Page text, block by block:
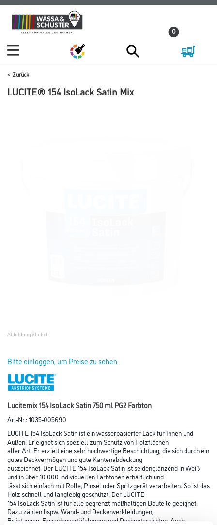
Zum
Inhalt
Zum
Navigationsmenü
0
Zurück
LUCITE® 154 IsoLack Satin Mix
Abbildung ähnlich
Bitte einloggen, um Preise zu sehen
Lucitemix 154 IsoLack Satin 750 ml PG2 Farbton
Art-Nr.:1035-005690
LUCITE 154 IsoLack Satin ist ein wasserbasierter Lack für Innen und
Außen. Er eignet sich speziell zum Schutz von Holzflächen
aller Art. Er erzielt eine sehr hochwertige Beschichtung, die sich durch ein
gutes Deckvermögen und gute Kantenabdeckung
auszeichnet. Der LUCITE 154 IsoLack Satin ist seidenglänzend in Weiß
und in über 10.000 individuellen Farbtönen erhältlich und
lässt sich einfach mit Rolle, Pinsel oder Spritzgerät verarbeiten. So ist das
Holz schnell und langlebig geschützt. Der LUCITE
154 IsoLack Satin ist für alle begrenzt maßhaltigen Bauteile geeignet.
Dazu zählen bspw. Wand- und Deckenverkleidungen,
Brüstungen, Fassadenvertäfelungen und Dachuntersichten. Auch